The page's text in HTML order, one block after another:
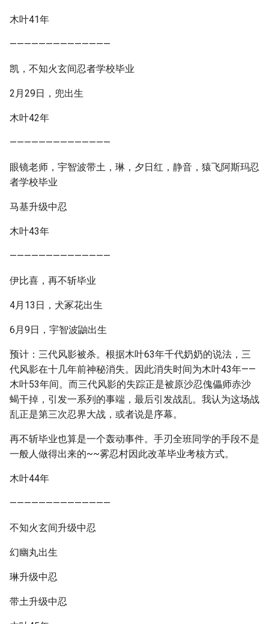
木叶41年
——————————————
凯，不知火玄间忍者学校毕业
2月29日，兜出生
木叶42年
——————————————
眼镜老师，宇智波带土，琳，夕日红，静音，猿飞阿斯玛忍
者学校毕业
马基升级中忍
木叶43年
——————————————
伊比喜，再不斩毕业
4月13日，犬冢花出生
6月9日，宇智波鼬出生
预计：三代风影被杀。根据木叶63年千代奶奶的说法，三
代风影在十几年前神秘消失。因此消失时间为木叶43年——
木叶53年间。而三代风影的失踪正是被原沙忍傀儡师赤沙
蝎干掉，引发一系列的事端，最后引发战乱。我认为这场战
乱正是第三次忍界大战，或者说是序幕。
再不斩毕业也算是一个轰动事件。手刃全班同学的手段不是
一般人做得出来的~~雾忍村因此改革毕业考核方式。
木叶44年
——————————————
不知火玄间升级中忍
幻幽丸出生
琳升级中忍
带土升级中忍